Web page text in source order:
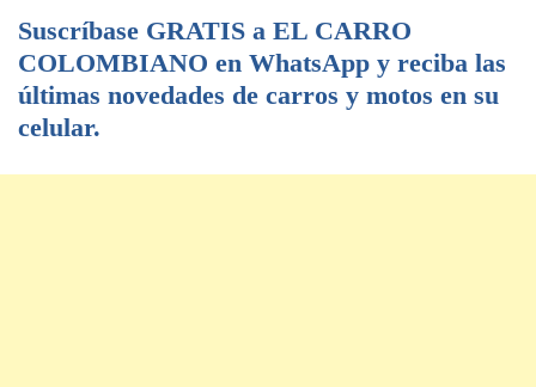
Suscríbase GRATIS a EL CARRO
COLOMBIANO en WhatsApp y reciba las
últimas novedades de carros y motos en su
celular.